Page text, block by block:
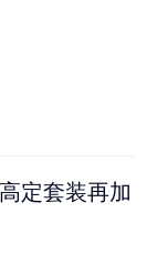
定套装再加